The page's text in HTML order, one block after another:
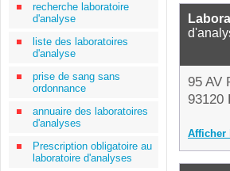
recherche laboratoire
d'analyse
liste des laboratoires
d'analyse
prise de sang sans
ordonnance
annuaire des laboratoires
d'analyses
Prescription obligatoire au
laboratoire d'analyses
95 AV
93120
Afficher